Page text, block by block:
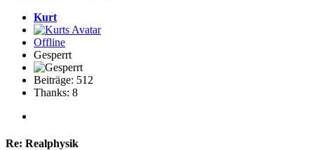
Kurt
Offline
Gesperrt
Beiträge: 512
Thanks: 8
Re: Realphysik